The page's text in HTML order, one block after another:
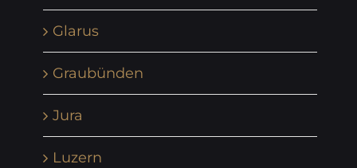
Glarus
Graubünden
Jura
Luzern